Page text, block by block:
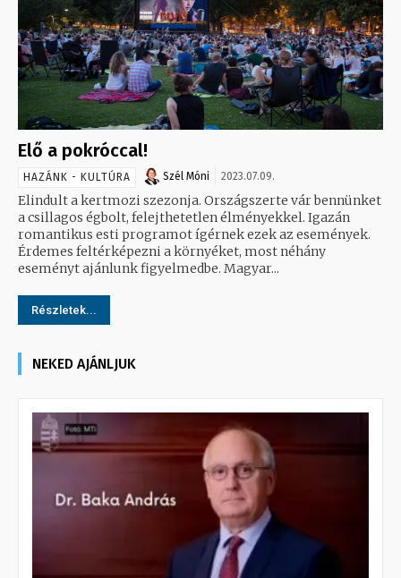
Elő a pokróccal!
HAZÁNK - KULTÚRA Szél Móni 2023.07.09.
Elindult a kertmozi szezonja. Országszerte vár bennünket
a csillagos égbolt, felejthetetlen élményekkel. Igazán
romantikus esti programot ígérnek ezek az események.
Érdemes feltérképezni a környéket, most néhány
eseményt ajánlunk figyelmedbe. Magyar...
Részletek...
NEKED AJÁNLJUK